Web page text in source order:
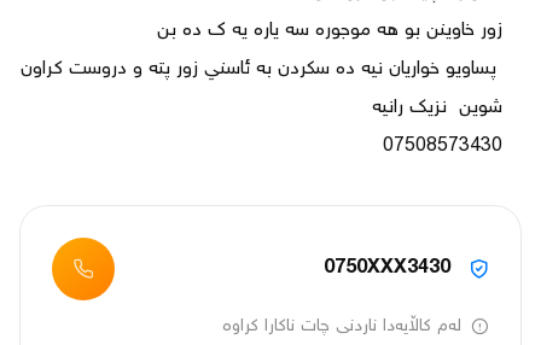
07508573430
0750XXX3430
لەم کاڵایەدا ناردنی چات ناکارا کراوە